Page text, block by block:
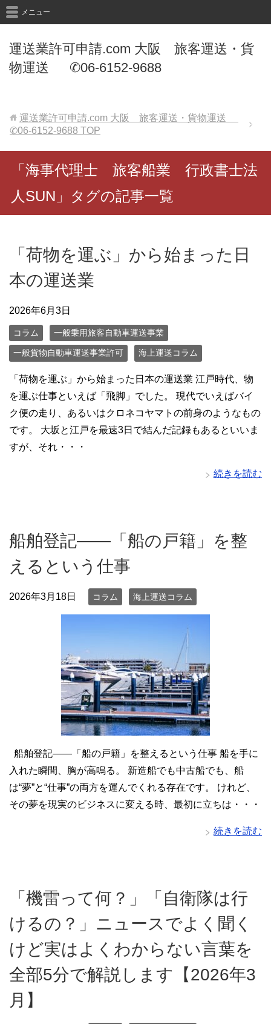
運送業許可申請.com 大阪 旅客運送・貨
物運送 ✆06-6152-9688
メニュー
運送業許可申請.com 大阪 旅客運送・貨物運送
✆06-6152-9688 TOP
「海事代理士 旅客船業 行政書士法
人SUN」タグの記事一覧
「荷物を運ぶ」から始まった日
本の運送業
2026年6月3日
コラム 一般乗用旅客自動車運送事業
一般貨物自動車運送事業許可 海上運送コラム
「荷物を運ぶ」から始まった日本の運送業 江戸時代、物
を運ぶ仕事といえば「飛脚」でした。 現代でいえばバイ
ク便の走り、あるいはクロネコヤマトの前身のようなもの
です。 大坂と江戸を最速3日で結んだ記録もあるといいま
すが、それ・・・
続きを読む
船舶登記――「船の戸籍」を整
えるという仕事
2026年3月18日 コラム 海上運送コラム
船舶登記――「船の戸籍」を整えるという仕事 船を手に
入れた瞬間、胸が高鳴る。 新造船でも中古船でも、船
は“夢”と“仕事”の両方を運んでくれる存在です。 けれど、
その夢を現実のビジネスに変える時、最初に立ちは・・・
続きを読む
「機雷って何？」「自衛隊は行
けるの？」ニュースでよく聞く
けど実はよくわからない言葉を
全部5分で解説します【2026年3
月】